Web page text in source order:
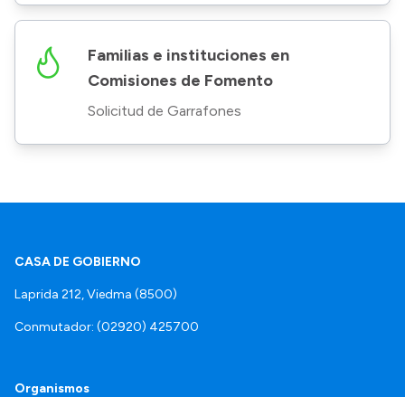
Familias e instituciones en
Comisiones de Fomento
Solicitud de Garrafones
CASA DE GOBIERNO
Laprida 212, Viedma (8500)
Conmutador: (02920) 425700
Organismos